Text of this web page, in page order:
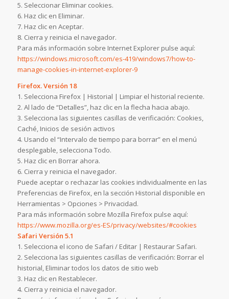
5. Seleccionar Eliminar cookies.
6. Haz clic en Eliminar.
7. Haz clic en Aceptar.
8. Cierra y reinicia el navegador.
Para más información sobre Internet Explorer pulse aquí:
https://windows.microsoft.com/es-419/windows7/how-to-
manage-cookies-in-internet-explorer-9
Firefox. Versión 18
1. Selecciona Firefox | Historial | Limpiar el historial reciente.
2. Al lado de “Detalles”, haz clic en la flecha hacia abajo.
3. Selecciona las siguientes casillas de verificación: Cookies,
Caché, Inicios de sesión activos
4. Usando el “Intervalo de tiempo para borrar” en el menú
desplegable, selecciona Todo.
5. Haz clic en Borrar ahora.
6. Cierra y reinicia el navegador.
Puede aceptar o rechazar las cookies individualmente en las
Preferencias de Firefox, en la sección Historial disponible en
Herramientas > Opciones > Privacidad.
Para más información sobre Mozilla Firefox pulse aquí:
https://www.mozilla.org/es-ES/privacy/websites/#cookies
Safari Versión 5.1
1. Selecciona el icono de Safari / Editar | Restaurar Safari.
2. Selecciona las siguientes casillas de verificación: Borrar el
historial, Eliminar todos los datos de sitio web
3. Haz clic en Restablecer.
4. Cierra y reinicia el navegador.